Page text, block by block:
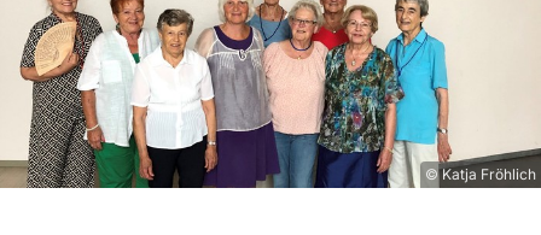
© Katja Fröhlich